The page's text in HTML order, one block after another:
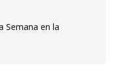
Semana en la